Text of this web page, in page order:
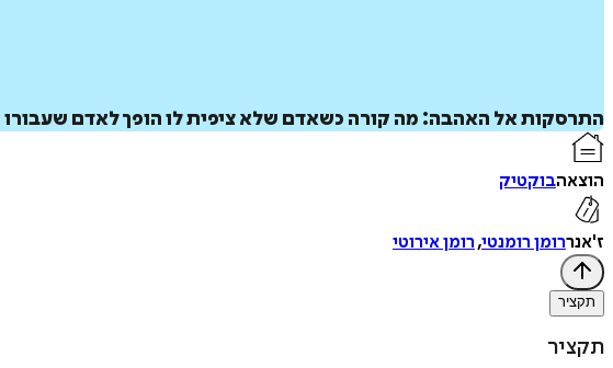
התרסקות אל האהבה: מה קורה כשאדם שלא ציפית לו הופך לאדם שעבורו
הוצאהבוקטיק
ז'אנררומן רומנטי,רומן אירוטי
תקציר
תקציר